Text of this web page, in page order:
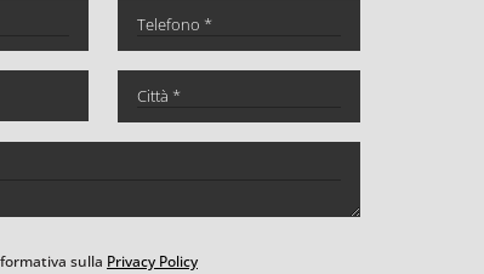
sulla Privacy Policy